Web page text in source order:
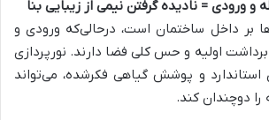
بر داخل ساختمان است، درحالی‌که ورودی و
اولیه و حس کلی فضا دارند. نورپردازی
و پوشش گیاهی فکرشده، می‌تواند
دوچندان کند.